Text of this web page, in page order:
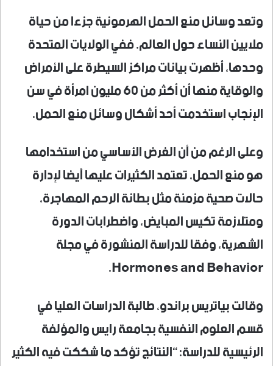
وتعد وسائل منع الحمل الهرمونية جزءا من حياة
ملايين النساء حول العالم. ففي الولايات المتحدة
وحدها، أظهرت بيانات مراكز السيطرة على الأمراض
والوقاية منها أن أكثر من 60 مليون امرأة في سن
الإنجاب استخدمت أحد أشكال وسائل منع الحمل.
وعلى الرغم من أن الغرض الأساسي من استخدامها
هو منع الحمل، تعتمد الكثيرات عليها أيضا لإدارة
حالات صحية مزمنة مثل بطانة الرحم المهاجرة،
ومتلازمة تكيس المبايض، واضطرابات الدورة
الشهرية، وفقا للدراسة المنشورة في مجلة
Hormones and Behavior.
وقالت بياتريس براندو، طالبة الدراسات العليا في
قسم العلوم النفسية بجامعة رايس والمؤلفة
الرئيسية للدراسة: “النتائج تؤكد ما شككت فيه الكثير